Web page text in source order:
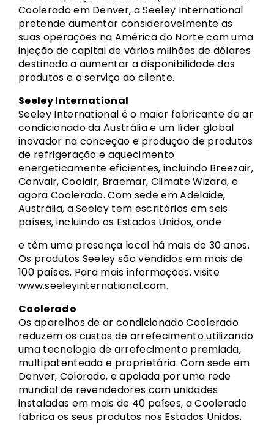
Coolerado em Denver, a Seeley International
pretende aumentar consideravelmente as
suas operações na América do Norte com uma
injeção de capital de vários milhões de dólares
destinada a aumentar a disponibilidade dos
produtos e o serviço ao cliente.
Seeley International
Seeley International é o maior fabricante de ar
condicionado da Austrália e um líder global
inovador na conceção e produção de produtos
de refrigeração e aquecimento
energeticamente eficientes, incluindo Breezair,
Convair, Coolair, Braemar, Climate Wizard, e
agora Coolerado. Com sede em Adelaide,
Austrália, a Seeley tem escritórios em seis
países, incluindo os Estados Unidos, onde
e têm uma presença local há mais de 30 anos.
Os produtos Seeley são vendidos em mais de
100 países. Para mais informações, visite
www.seeleyinternational.com.
Coolerado
Os aparelhos de ar condicionado Coolerado
reduzem os custos de arrefecimento utilizando
uma tecnologia de arrefecimento premiada,
multipatenteada e proprietária. Com sede em
Denver, Colorado, e apoiada por uma rede
mundial de revendedores com unidades
instaladas em mais de 40 países, a Coolerado
fabrica os seus produtos nos Estados Unidos.